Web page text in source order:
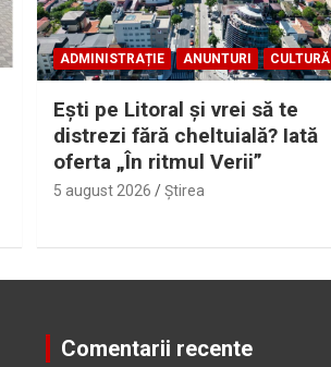
ADMINISTRAȚIE ANUNTURI CULTURĂ
Eşti pe Litoral şi vrei să te
distrezi fără cheltuială? Iată
oferta „În ritmul Verii”
5 august 2026 Ştirea
Comentarii recente